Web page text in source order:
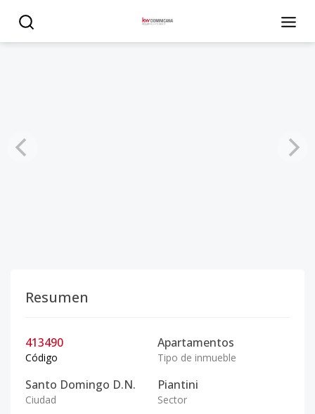
Resumen
413490
Código
Apartamentos
Tipo de inmueble
Santo Domingo D.N.
Ciudad
Piantini
Sector